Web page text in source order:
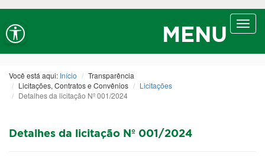
Ir ao conteúdo Alt+1 Ir ao menu Alt+2 Ir à busca Alt+3
A-Diminuir fonte MENU
Você está aqui: Início
Transparência
Licitações, Contratos e Convênios
Licitações
Detalhes da licitação Nº 001/2024
Detalhes da licitação Nº 001/2024